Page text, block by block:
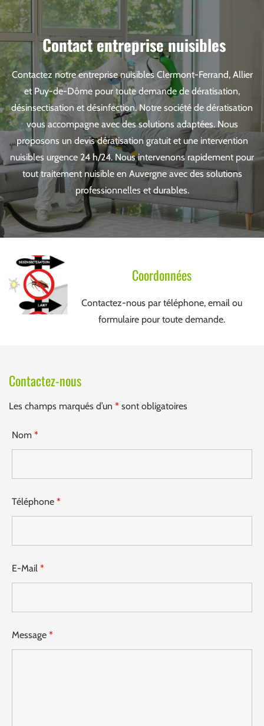
Contact entreprise nuisibles
Contactez notre entreprise nuisibles Clermont-Ferrand, Allier
et Puy-de-Dôme pour toute demande de dératisation,
désinsectisation et désinfection. Notre société de dératisation
vous accompagne avec des solutions adaptées. Nous
proposons un devis dératisation gratuit et une intervention
nuisibles urgence 24 h/24. Nous intervenons rapidement pour
tout traitement nuisible en Auvergne avec des solutions
professionnelles et durables.
Coordonnées
Contactez-nous par téléphone, email ou
formulaire pour toute demande.
Contactez-nous
Les champs marqués d’un * sont obligatoires
Nom *
Téléphone *
E-Mail *
Message *